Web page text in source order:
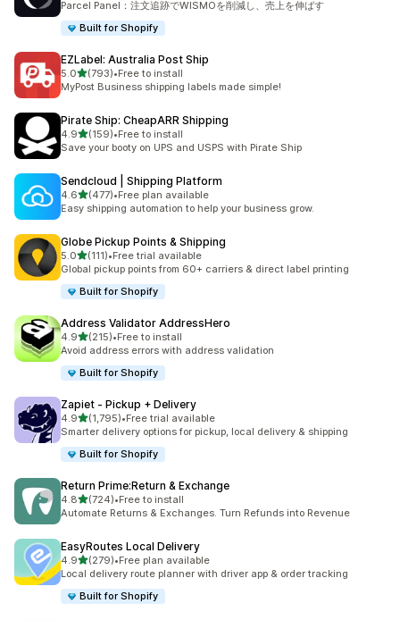
Parcel Panel：注文追跡でWISMOを削減し、売上を伸ばす
Built for Shopify
EZLabel: Australia Post Ship
5.05つ星中
(793)
合計レビュー数：793件
•Free to install
MyPost Business shipping labels made simple!
Pirate Ship: CheapARR Shipping
4.95つ星中
(159)
合計レビュー数：159件
•Free to install
Save your booty on UPS and USPS with Pirate Ship
Sendcloud | Shipping Platform
4.65つ星中
(477)
合計レビュー数：477件
•Free plan available
Easy shipping automation to help your business grow.
Globe Pickup Points & Shipping
5.05つ星中
(111)
合計レビュー数：111件
•Free trial available
Global pickup points from 60+ carriers & direct label printing
Built for Shopify
Address Validator AddressHero
4.95つ星中
(215)
合計レビュー数：215件
•Free to install
Avoid address errors with address validation
Built for Shopify
Zapiet ‑ Pickup + Delivery
4.95つ星中
(1,795)
合計レビュー数：1795件
•Free trial available
Smarter delivery options for pickup, local delivery & shipping
Built for Shopify
Return Prime:Return & Exchange
4.85つ星中
(724)
合計レビュー数：724件
•Free to install
Automate Returns & Exchanges. Turn Refunds into Revenue
EasyRoutes Local Delivery
4.95つ星中
(279)
合計レビュー数：279件
•Free plan available
Local delivery route planner with driver app & order tracking
Built for Shopify